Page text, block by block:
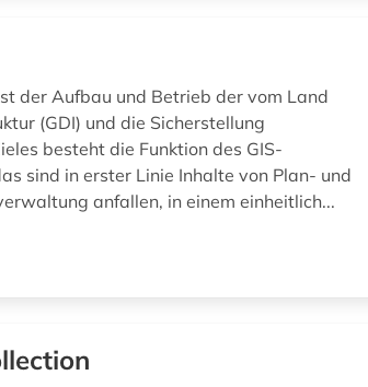
der Aufbau und Betrieb der vom Land
(GDI) und die Sicherstellung
besteht die Funktion des GIS-
sind in erster Linie Inhalte von Plan- und
anfallen, in einem einheitlich...